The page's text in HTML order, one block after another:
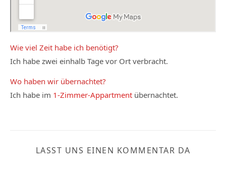
Wie viel Zeit habe ich benötigt?
Ich habe zwei einhalb Tage vor Ort verbracht.
Wo haben wir übernachtet?
Ich habe im 1-Zimmer-Appartment übernachtet.
LASST UNS EINEN KOMMENTAR DA